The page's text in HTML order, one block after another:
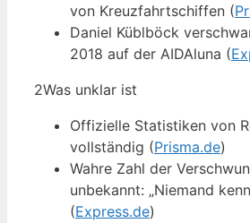
von Kreuzfahrtschiffen (
Daniel Küblböck
2018 auf der AIDAluna (
2Was unklar ist
Offizielle Statistiken von
vollständig (Prisma.de)
Wahre Zahl der
unbekannt: „Niemand
(Express.de)